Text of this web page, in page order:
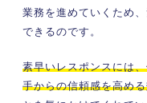
業務を進めていくため
できるのです 。
素早いレスポンスには
手からの信頼感を高め